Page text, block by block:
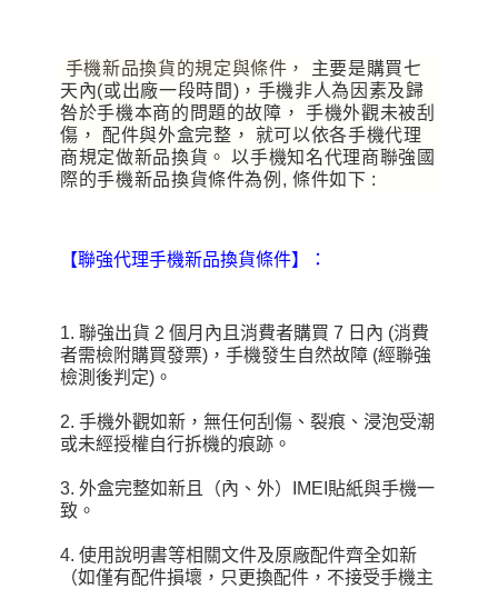
手機新品換貨的規定與條件，
主要是購買七
天內(或出廠一段時間)，手機非人為因素及歸
咎於手機本商的問題的故障， 手機外觀未被刮
傷， 配件與外盒完整， 就可以依各手機代理
商規定做新品換貨。 以手機知名代理商聯強國
際的手機新品換貨條件為例, 條件如下 :
【聯強代理手機新品換貨條件】：
1. 聯強出貨 2 個月內且消費者購買 7 日內 (消費
者需檢附購買發票)，手機發生自然故障 (經聯強
檢測後判定)。
2. 手機外觀如新，無任何刮傷、裂痕、浸泡受潮
或未經授權自行拆機的痕跡。
3. 外盒完整如新且（內、外）IMEI貼紙與手機一
致。
4. 使用說明書等相關文件及原廠配件齊全如新
（如僅有配件損壞，只更換配件，不接受手機主